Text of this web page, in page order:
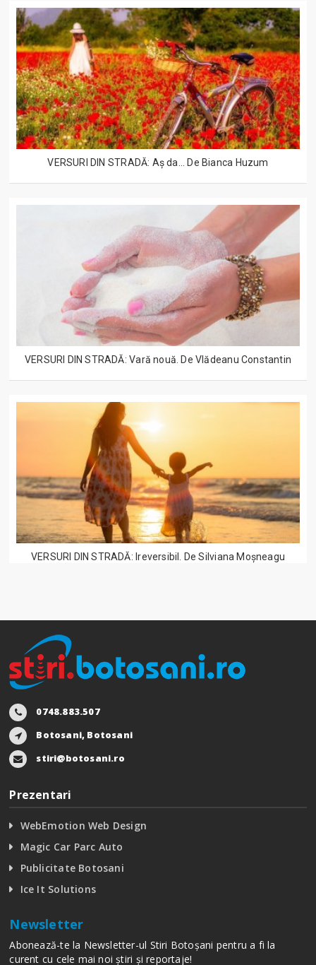
VERSURI DIN STRADĂ: Aș da... De Bianca Huzum
VERSURI DIN STRADĂ: Vară nouă. De Vlădeanu Constantin
VERSURI DIN STRADĂ: Ireversibil. De Silviana Moșneagu
0748.883.507
Botosani, Botosani
stiri@botosani.ro
Prezentari
WebEmotion Web Design
Magic Car Parc Auto
Publicitate Botosani
Ice It Solutions
Newsletter
Abonează-te la Newsletter-ul Stiri Botoșani pentru a fi la
curent cu cele mai noi știri și reportaje!